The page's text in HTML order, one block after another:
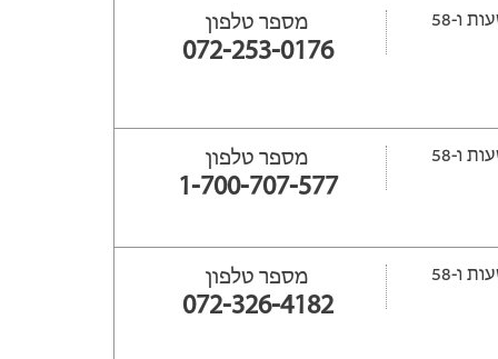
ייפתח עוד 22 שעות ‫ו-58 מספר טלפון
072-253-0176
ייפתח עוד 22 שעות ‫ו-58 מספר טלפון
1-700-707-577
ייפתח עוד 21 שעות ‫ו-58 מספר טלפון
072-326-4182